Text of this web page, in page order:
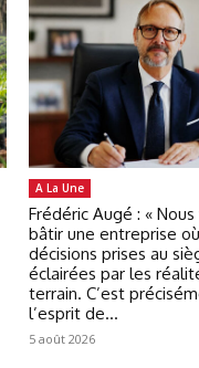
A La Une
Frédéric Augé : «
bâtir une entreprise
décisions prises au
éclairées par les
terrain. C’est
l’esprit de...
5 août 2026